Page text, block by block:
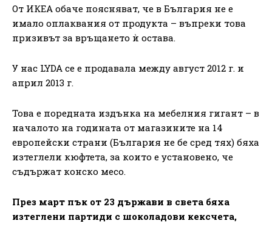
От ИКЕА обаче поясняват, че в България не е
имало оплаквания от продукта – въпреки това
призивът за връщането ѝ остава.
У нас LYDA се е продавала между август 2012 г. и
април 2013 г.
Това е поредната издънка на мебелния гигант – в
началото на годината от магазините на 14
европейски страни (България не бе сред тях) бяха
изтеглели кюфтета, за които е установено, че
съдържат конско месо.
През март пък от 23 държави в света бяха
изтеглени партиди с шоколадови кексчета,